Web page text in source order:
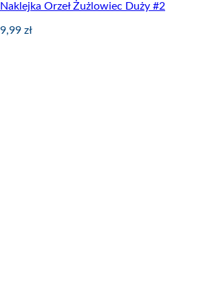
Naklejka Orzeł Żużlowiec Duży #2
9,99 zł